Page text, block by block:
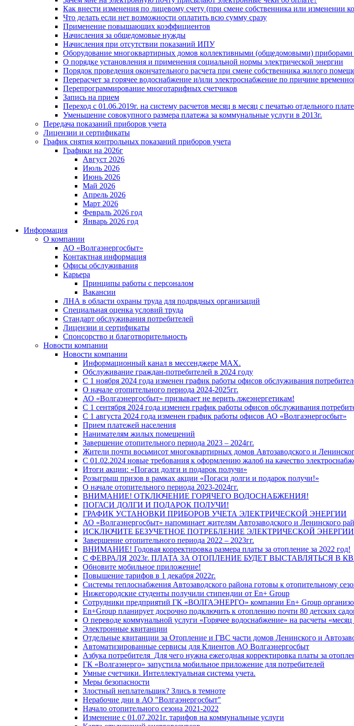
Как внести изменения по лицевому счету (при смене собственника или изменении
Что делать если нет возможности оплатить всю сумму сразу
Применение повышающих коэффициентов
Начисления за общедомовые нужды
Начисления при отсутствии показаний ИПУ
Оборудование многоквартирных домов коллективными (общедомовыми) приборами
О порядке установления и применения социальной нормы электрической энергии
Порядок проведения окончательного расчета при смене собственника жилого
Перерасчет за горячее водоснабжение и/или электроснабжение по причине
Перепрограммирование многотарифных счетчиков
Запись на прием
Переход с 01.06.2019г. на систему расчетов месяц в месяц с печатью отдельного
Уменьшение совокупного размера платежа за коммунальные услуги в 2013г.
Передача показаний приборов учета
Лицензии и сертификаты
График снятия контрольных показаний приборов учета
Графики на 2026г
Август 2026
Июль 2026
Июнь 2026
Май 2026
Апрель 2026
Март 2026
Февраль 2026 год
Январь 2026 год
Информация
О компании
АО «Волгаэнергосбыт»
Контактная информация
Офисы обслуживания
Карьера
Принципы работы с персоналом
Вакансии
ЛНА в области охраны труда для подрядных организаций
Специальная оценка условий труда
Стандарт обслуживания потребителей
Лицензии и сертификаты
Спонсорство и благотворительность
Новости компании
Новости компании
Информационный канал в мессенджере MAX.
Обслуживание граждан-потребителей в 2024 году
С 1 ноября 2024 года изменен график работы офисов обслуживания
О начале отопительного периода 2024-2025гг.
АО «Волгаэнергосбыт» призывает не верить лжеэнергетикам!
С 1 сентября 2024 года изменен график работы офисов обслуживания
С 1 августа 2024 года изменен график работы офисов АО «Волгаэнергосбыт»
Прием платежей населения
Нанимателям жилых помещений
Завершение отопительного периода 2023 – 2024гг.
Жители почти восьмисот многоквартирных домов Автозаводского и
С 01.02.2024 новые требования к оформлению жалоб на качество
Итоги акции: «Погаси долги и подарок получи»
Розыгрыш призов в рамках акции «Погаси долги и подарок получи!»
О начале отопительного периода 2023-2024гг.
ВНИМАНИЕ! ОТКЛЮЧЕНИЕ ГОРЯЧЕГО ВОДОСНАБЖЕНИЯ!
ПОГАСИ ДОЛГИ И ПОДАРОК ПОЛУЧИ!
ГРАФИК УСТАНОВКИ ПРИБОРОВ УЧЕТА ЭЛЕКТРИЧЕСКОЙ ЭНЕРГИИ
АО «Волгаэнергосбыт» напоминает жителям Автозаводского и Ленинского
ИСКЛЮЧИТЕ БЕЗУЧЕТНОЕ ПОТРЕБЛЕНИЕ ЭЛЕКТРИЧЕСКОЙ ЭНЕРГИИ
Завершение отопительного периода 2022 – 2023гг.
ВНИМАНИЕ! Годовая корректировка размера платы за отопление за 2022 год!
С ФЕВРАЛЯ 2023г. ПЛАТА ЗА ОТОПЛЕНИЕ БУДЕТ ВЫСТАВЛЯТЬСЯ В
Обновите мобильное приложение!
Повышение тарифов в 1 декабря 2022г.
Системы теплоснабжения Автозаводского района готовы к отопительному
Нижегородские студенты получили стипендии от En+ Group
Сотрудники предприятий ГК «ВОЛГАЭНЕРГО» компании En+ Group
En+Group планирует досрочно подключить к отоплению почти 80 детских
О переводе коммунальной услуги «Горячее водоснабжение» на расчеты «месяц
Электронные квитанции
Отдельные квитанции за Отопление и ГВС части домов Ленинского и
Автоматизированные сервисы для Клиентов АО Волгаэнергосбыт
Азбука потребителя_Для чего нужна ежегодная корректировка платы за
ГК «Волгаэнерго» запустила мобильное приложение для потребителей
Умные счетчики. Интеллектуальная система учета.
Меры безопасности
Злостный неплательщик? Злись в темноте
Нерабочие дни в АО "Волгаэнергосбыт"
Начало отопительного сезона 2021-2022
Изменение с 01.07.2021г. тарифов на коммунальные услуги